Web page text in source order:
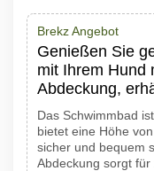
Brekz Angebot
Genießen Sie
mit Ihrem Hund
Abdeckung,
Das Schwimmbad
bietet eine Höhe
sicher und bequem
Abdeckung sorgt